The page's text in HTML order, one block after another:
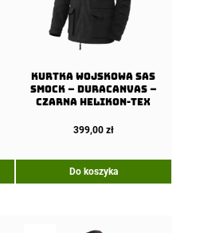
Kurtka wojskowa SAS
Smock – Duracanvas –
Czarna Helikon-Tex
399,00 zł
Do koszyka